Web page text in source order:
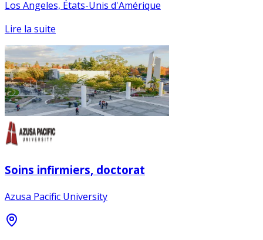
Los Angeles, États-Unis d'Amérique
Lire la suite
Soins infirmiers, doctorat
Azusa Pacific University